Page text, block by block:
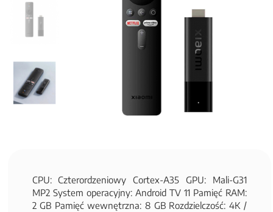
CPU: Czterordzeniowy Cortex-A35 GPU: Mali-G31
MP2 System operacyjny: Android TV 11 Pamięć RAM:
2 GB Pamięć wewnętrzna: 8 GB Rozdzielczość: 4K /